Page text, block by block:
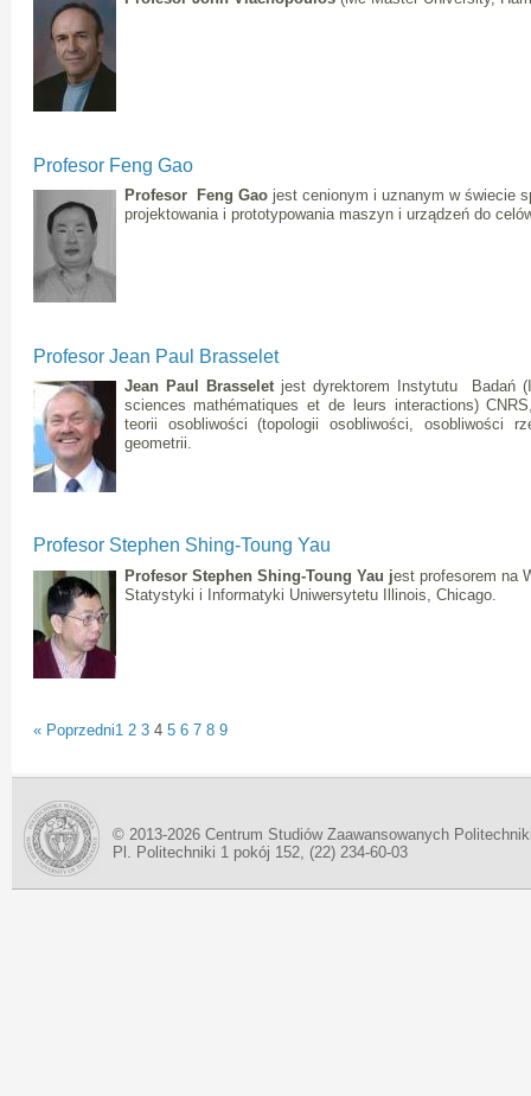
Profesor Feng Gao
Profesor Feng Gaojest cenionym i uznanym w świecie
projektowania i prototypowania maszyn i urządzeń do
Profesor Jean Paul Brasselet
Jean Paul Brasseletjest dyrektorem Instytutu Badań
sciences mathématiques et de leurs interactions)
teorii osobliwości (topologii osobliwości, osobliwości
geometrii.
Profesor Stephen Shing-Toung Yau
Profesor Stephen Shing-Toung Yau jest profesorem na
Statystyki i Informatyki Uniwersytetu Illinois, Chicago.
« Poprzedni1 2 3 4 5 6 7 8 9
© 2013-2026 Centrum Studiów Zaawansowanych
Pl. Politechniki 1 pokój 152, (22) 234-60-03